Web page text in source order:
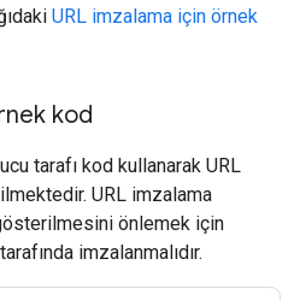
URL imzalama için örnek
kod
tarafı kod kullanarak URL
URL imzalama
gösterilmesini önlemek için
imzalanmalıdır.